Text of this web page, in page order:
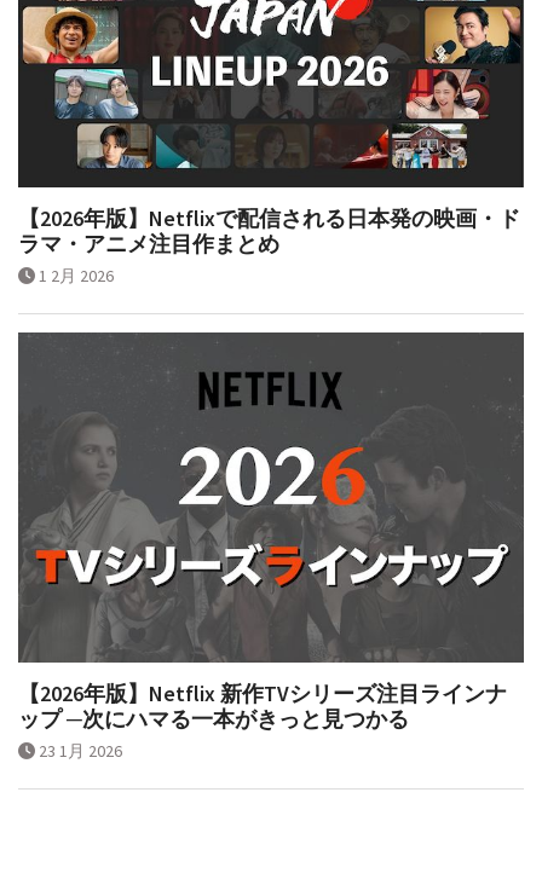
【2026年版】Netflixで配信される日本発の映画・ド
ラマ・アニメ注目作まとめ
1 2月 2026
【2026年版】Netflix 新作TVシリーズ注目ラインナ
ップ ─次にハマる一本がきっと見つかる
23 1月 2026